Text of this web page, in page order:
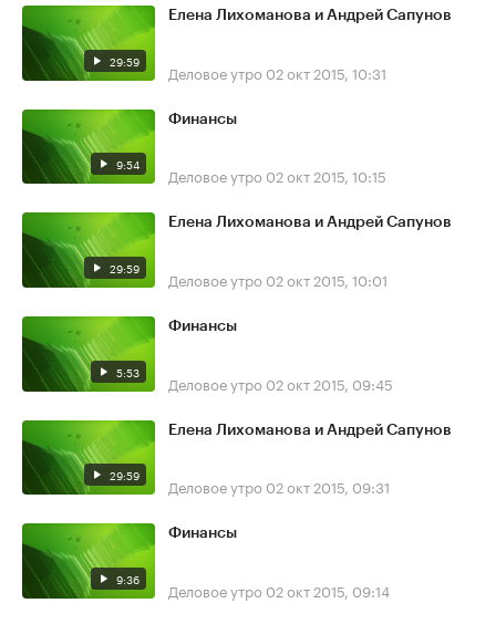
29:59
Елена Лихоманова и Андрей Сапунов
Деловое утро 02 окт 2015, 10:31
9:54
Финансы
Деловое утро 02 окт 2015, 10:15
29:59
Елена Лихоманова и Андрей Сапунов
Деловое утро 02 окт 2015, 10:01
5:53
Финансы
Деловое утро 02 окт 2015, 09:45
29:59
Елена Лихоманова и Андрей Сапунов
Деловое утро 02 окт 2015, 09:31
9:36
Финансы
Деловое утро 02 окт 2015, 09:14